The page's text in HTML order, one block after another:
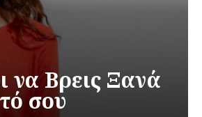
τώρα!
να Βρεις Ξανά
σου